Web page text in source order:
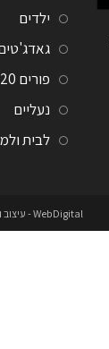
ילדים
פורים 2020
נעליים
לבית
WebDigital- עיצוב